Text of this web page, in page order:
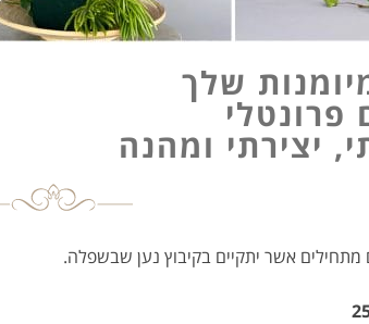
שלך
פרונטלי
יצירתי ומהנה
אשר יתקיים בקיבוץ נען שבשפלה.